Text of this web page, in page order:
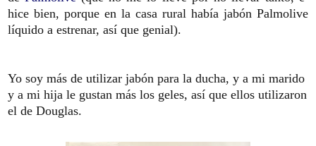
hice bien, porque en la casa rural había jabón Palmolive
líquido a estrenar, así que genial).
Yo soy más de utilizar jabón para la ducha, y a mi marido
y a mi hija le gustan más los geles, así que ellos utilizaron
el de Douglas.